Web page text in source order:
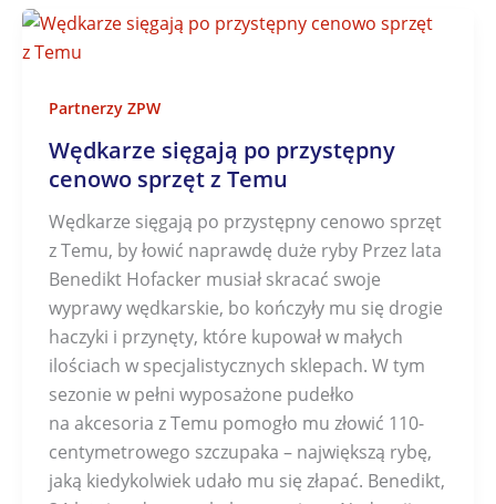
Partnerzy ZPW
Wędkarze sięgają po przystępny
cenowo sprzęt z Temu
Wędkarze sięgają po przystępny cenowo sprzęt
z Temu, by łowić naprawdę duże ryby Przez lata
Benedikt Hofacker musiał skracać swoje
wyprawy wędkarskie, bo kończyły mu się drogie
haczyki i przynęty, które kupował w małych
ilościach w specjalistycznych sklepach. W tym
sezonie w pełni wyposażone pudełko
na akcesoria z Temu pomogło mu złowić 110-
centymetrowego szczupaka – największą rybę,
jaką kiedykolwiek udało mu się złapać. Benedikt,